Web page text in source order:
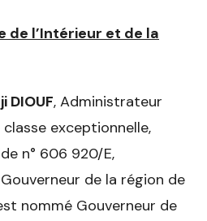
de l’Intérieur et de la
DIOUF, Administrateur
exceptionnelle,
n° 606 920/E,
de la région de
nommé Gouverneur de